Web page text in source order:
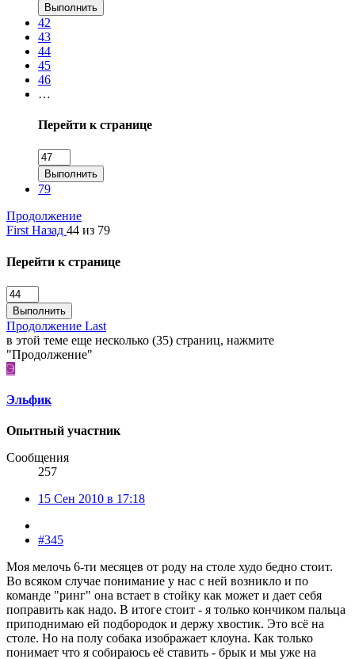
Выполнить
42
43
44
45
46
…
Перейти к странице
Выполнить
79
Продолжение
First Назад 44 из 79
Перейти к странице
Выполнить
Продолжение Last
в этой теме еще несколько (35) страниц, нажмите
"Продолжение"
Э
Эльфик
Опытный участник
Сообщения
257
15 Сен 2010 в 17:18
#345
Моя мелочь 6-ти месяцев от роду на столе худо бедно стоит.
Во всяком случае понимание у нас с ней возникло и по
команде "ринг" она встает в стойку как может и дает себя
поправить как надо. В итоге стоит - я только кончиком пальца
приподнимаю ей подбородок и держу хвостик. Это всё на
столе. Но на полу собака изображает клоуна. Как только
понимает что я собираюсь её ставить - брык и мы уже на